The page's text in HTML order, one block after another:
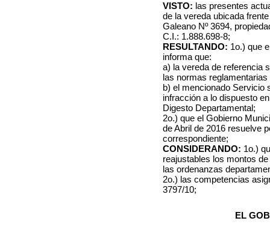
VISTO: las presentes
de la vereda ubicada
Galeano Nº 3694,
C.I.: 1.888.698-8;
RESULTANDO: 1o.) que
informa que:
a) la vereda de referencia
las normas
b) el mencionado Servicio
infracción a lo dispuesto
Digesto Departamental;
2o.) que el Gobierno
de Abril de 2016 resuelve
correspondiente;
CONSIDERANDO: 1o.)
reajustables los montos
las ordenanzas
2o.) las competencias
3797/10;
EL